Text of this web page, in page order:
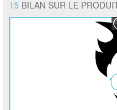
15 BILAN SUR LE